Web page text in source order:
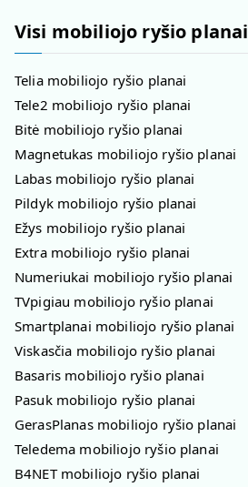
Visi mobiliojo ryšio planai
Telia mobiliojo ryšio planai
Tele2 mobiliojo ryšio planai
Bitė mobiliojo ryšio planai
Magnetukas mobiliojo ryšio planai
Labas mobiliojo ryšio planai
Pildyk mobiliojo ryšio planai
Ežys mobiliojo ryšio planai
Extra mobiliojo ryšio planai
Numeriukai mobiliojo ryšio planai
TVpigiau mobiliojo ryšio planai
Smartplanai mobiliojo ryšio planai
Viskasčia mobiliojo ryšio planai
Basaris mobiliojo ryšio planai
Pasuk mobiliojo ryšio planai
GerasPlanas mobiliojo ryšio planai
Teledema mobiliojo ryšio planai
B4NET mobiliojo ryšio planai